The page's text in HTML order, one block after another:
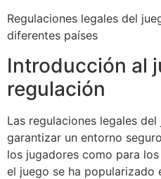
Regulaciones legales del
diferentes países
Introducción al
regulación
Las regulaciones legales
garantizar un entorno
los jugadores como para
el juego se ha popularizado